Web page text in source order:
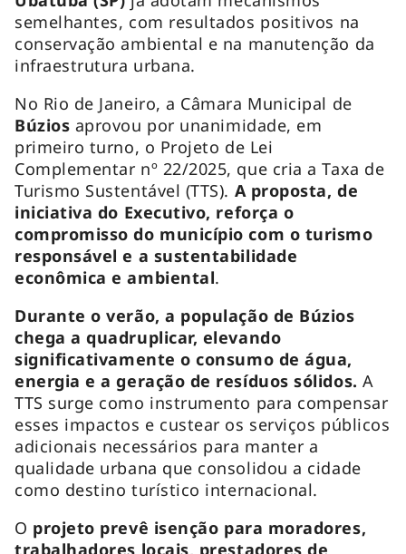
semelhantes, com resultados positivos na
conservação ambiental e na manutenção da
infraestrutura urbana.
No Rio de Janeiro, a Câmara Municipal de
Búzios aprovou por unanimidade, em
primeiro turno, o Projeto de Lei
Complementar nº 22/2025, que cria a Taxa de
Turismo Sustentável (TTS). A proposta, de
iniciativa do Executivo, reforça o
compromisso do município com o turismo
responsável e a sustentabilidade
econômica e ambiental.
Durante o verão, a população de Búzios
chega a quadruplicar, elevando
significativamente o consumo de água,
energia e a geração de resíduos sólidos.A
TTS surge como instrumento para compensar
esses impactos e custear os serviços públicos
adicionais necessários para manter a
qualidade urbana que consolidou a cidade
como destino turístico internacional.
O projeto prevê isenção para moradores,
trabalhadores locais, prestadores de